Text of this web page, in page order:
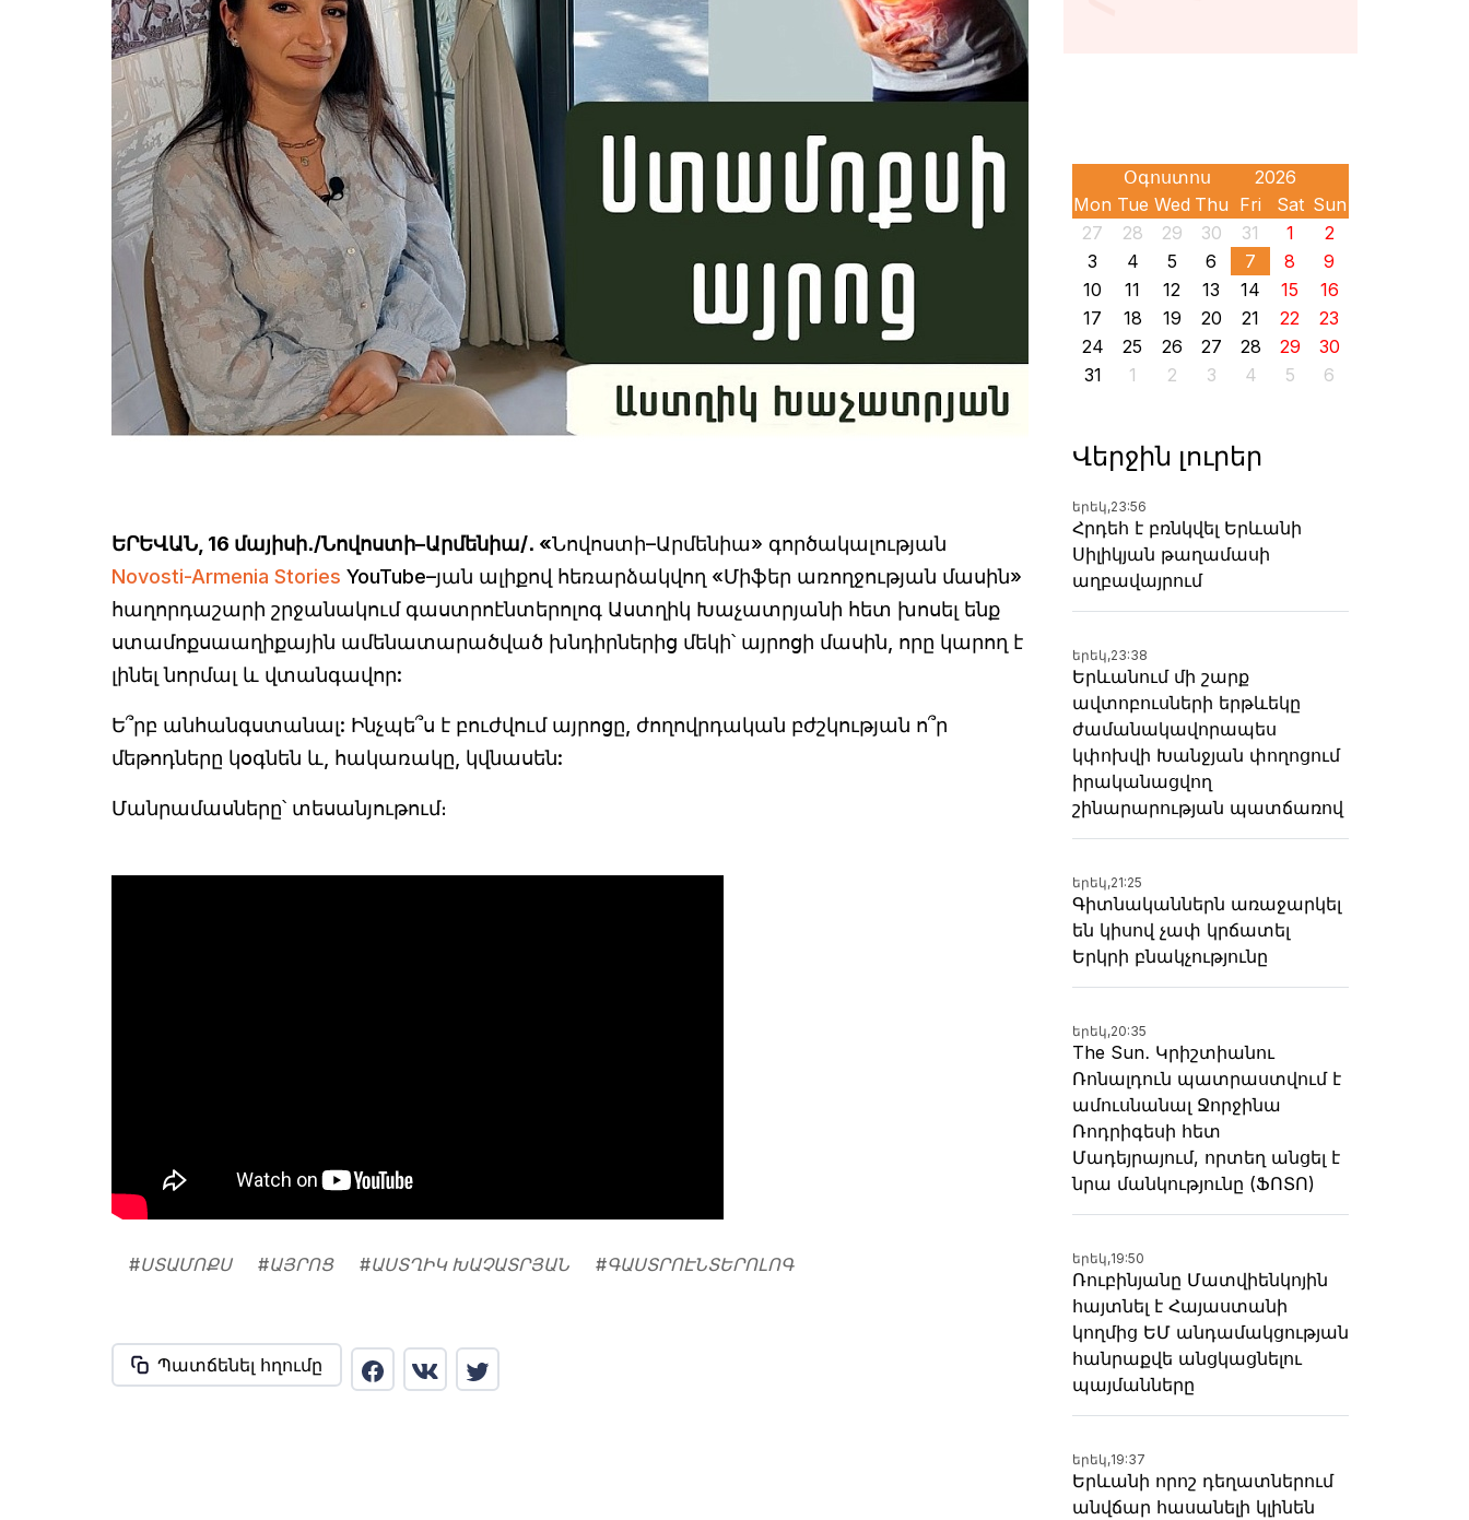
ԵՐԵՎԱՆ, 16 մայիսի․/Նովոստի–Արմենիա/․ «Նովոստի–Արմենիա» գործակալության
Novosti-Armenia Stories YouTube–յան ալիքով հեռարձակվող «Միֆեր առողջության մասին»
հաղորդաշարի շրջանակում գաստրոէնտերոլոգ Աստղիկ Խաչատրյանի հետ խոսել ենք
ստամոքսաաղիքային ամենատարածված խնդիրներից մեկի՝ այրոցի մասին, որը կարող է
լինել նորմալ և վտանգավոր:
Ե՞րբ անհանգստանալ: Ինչպե՞ս է բուժվում այրոցը, ժողովրդական բժշկության ո՞ր
մեթոդները կօգնեն և, հակառակը, կվնասեն:
Մանրամասները՝ տեսանյութում։
#ՍՏԱՄՈՔՍ #ԱՅՐՈՑ #ԱՍՏՂԻԿ ԽԱՉԱՏՐՅԱՆ #ԳԱՍՏՐՈԷՆՏԵՐՈԼՈԳ
Պատճենել հղումը
Mon Tue Wed Thu Fri Sat Sun
27
28 29 30 31 1
2
3
4 5 6 7 8
9
10
11 12 13 14 15
16
17
18 19 20 21 22
23
24
25 26 27 28 29
30
31
1 2 3 4 5 6
Վերջին լուրեր
երեկ,23:56
Հրդեհ է բռնկվել Երևանի
Սիլիկյան թաղամասի
աղբավայրում
երեկ,23:38
Երևանում մի շարք
ավտոբուսների երթևեկը
ժամանակավորապես
կփոխվի Խանջյան փողոցում
իրականացվող
շինարարության պատճառով
երեկ,21:25
Գիտնականներն առաջարկել
են կիսով չափ կրճատել
Երկրի բնակչությունը
երեկ,20:35
The Sun․ Կրիշտիանու
Ռոնալդուն պատրաստվում է
ամուսնանալ Ջորջինա
Ռոդրիգեսի հետ
Մադեյրայում, որտեղ անցել է
նրա մանկությունը (ՖՈՏՈ)
երեկ,19:50
Ռուբինյանը Մատվիենկոյին
հայտնել է Հայաստանի
կողմից ԵՄ անդամակցության
հանրաքվե անցկացնելու
պայմանները
երեկ,19:37
Երևանի որոշ դեղատներում
անվճար հասանելի կլինեն